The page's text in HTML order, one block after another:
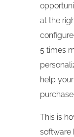
at the
5 times
help
This is
software